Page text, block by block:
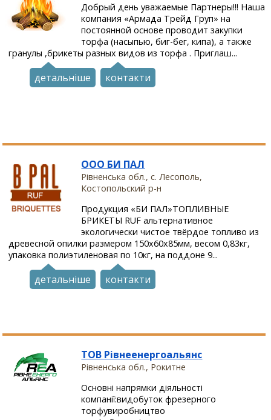
Добрый день уважаемые Партнеры!!! Наша
компания «Армада Трейд Груп» на
постоянной основе проводит закупки
торфа (насыпью, биг-бег, кипа), а также
гранулы ,брикеты разных видов из торфа . Приглаш...
детальніше контакти
ООО БИ ПАЛ
Рівненська обл., с. Лесополь,
Костопольский р-н
Продукция «БИ ПАЛ»ТОПЛИВНЫЕ
БРИКЕТЫ RUF альтернативное
экологически чистое твёрдое топливо из
древесной опилки размером 150х60х85мм, весом 0,83кг,
упаковка полиэтиленовая по 10кг, на поддоне 9...
детальніше контакти
ТОВ Рівнеенергоальянс
Рівненська обл., Рокитне
Основні напрямки діяльності
компанії:видобуток фрезерного
торфувиробництво